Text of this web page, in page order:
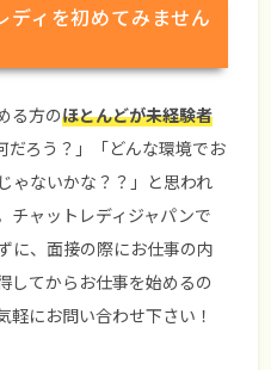
ディを初めてみません
る方のほとんどが未経験者
だろう？」「どんな環境でお
ゃないかな？？」と思われ
チャットレディジャパンで
に、面接の際にお仕事の内
してからお仕事を始めるの
軽にお問い合わせ下さい！